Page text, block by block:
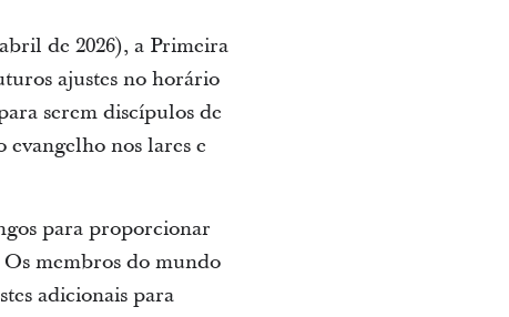
de 2026), a Primeira
ajustes no horário
serem discípulos de
evangelho nos lares e
para proporcionar
membros do mundo
adicionais para